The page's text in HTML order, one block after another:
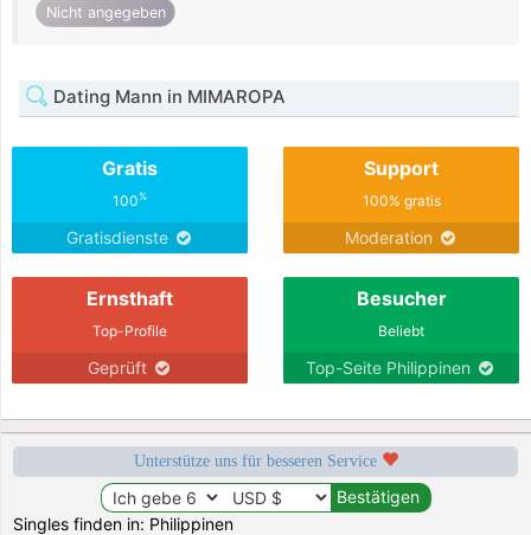
Nicht angegeben
Dating Mann in MIMAROPA
Gratis
100%
Gratisdienste
Support
100% gratis
Moderation
Ernsthaft
Top-Profile
Geprüft
Besucher
Beliebt
Top-Seite Philippinen
Unterstütze uns für besseren Service
Singles finden in: Philippinen